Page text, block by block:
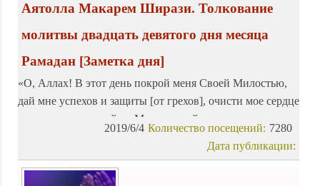
Аятолла Макарем Ширази. Толкование
молитвы двадцать девятого дня месяца
Рамадан [Заметка дня]
«О, Аллах! В этот день покрой меня Своей Милостью,
дай мне успехов и защиты [от грехов], очисти мое сердце
от тьмы подозрений, о, Милостивый к верующим
7280
Количество посещений:
2019/6/4
Дата публикации: